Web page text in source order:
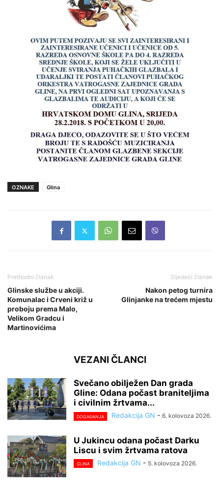
OZNAKE Glina
Prethodni članak
Glinske službe u akciji.
Komunalac i Crveni križ u
proboju prema Malo,
Velikom Gradcu i
Martinovićima
Sljedeći članak
Nakon petog turnira
Glinjanke na trećem mjestu
VEZANI ČLANCI
Svečano obilježen Dan grada
Gline: Odana počast braniteljima
i civilnim žrtvama...
DOGAĐANJA Redakcija GN - 6. kolovoza 2026.
U Jukincu odana počast Darku
Liscu i svim žrtvama ratova
GLINA Redakcija GN - 5. kolovoza 2026.